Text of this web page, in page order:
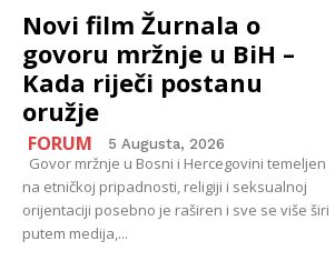
Novi film Žurnala o
govoru mržnje u BiH –
Kada riječi postanu
oružje
FORUM 5 Augusta, 2026
Govor mržnje u Bosni i Hercegovini temeljen
na etničkoj pripadnosti, religiji i seksualnoj
orijentaciji posebno je raširen i sve se više širi
putem medija,...